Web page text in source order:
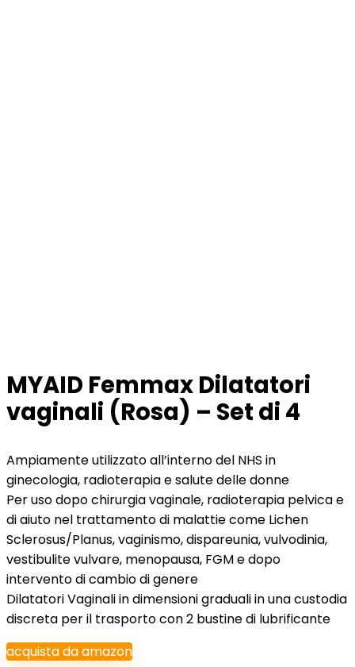
MYAID Femmax Dilatatori
vaginali (Rosa) – Set di 4
Ampiamente utilizzato all’interno del NHS in
ginecologia, radioterapia e salute delle donne
Per uso dopo chirurgia vaginale, radioterapia pelvica e
di aiuto nel trattamento di malattie come Lichen
Sclerosus/Planus, vaginismo, dispareunia, vulvodinia,
vestibulite vulvare, menopausa, FGM e dopo
intervento di cambio di genere
Dilatatori Vaginali in dimensioni graduali in una custodia
discreta per il trasporto con 2 bustine di lubrificante
acquista da amazon